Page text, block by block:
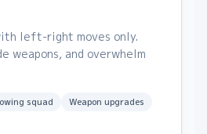
left-right moves only.
weapons, and overwhelm
squad
Weapon upgrades